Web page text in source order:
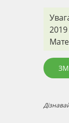
2019